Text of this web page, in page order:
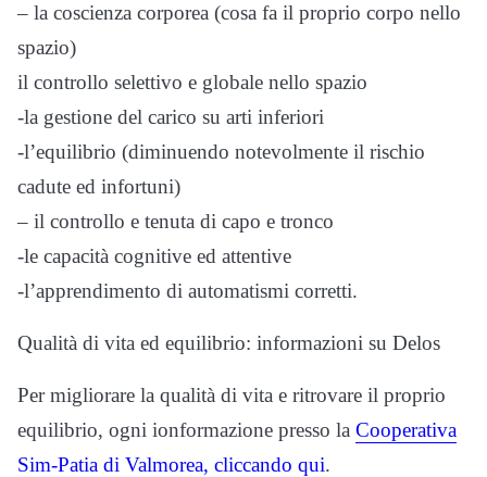
– la coscienza corporea (cosa fa il proprio corpo nello
spazio)
il controllo selettivo e globale nello spazio
-la gestione del carico su arti inferiori
-l’equilibrio (diminuendo notevolmente il rischio
cadute ed infortuni)
– il controllo e tenuta di capo e tronco
-le capacità cognitive ed attentive
-l’apprendimento di automatismi corretti.
Qualità di vita ed equilibrio: informazioni su Delos
Per migliorare la qualità di vita e ritrovare il proprio
equilibrio, ogni ionformazione presso la Cooperativa
Sim-Patia di Valmorea, cliccando qui.